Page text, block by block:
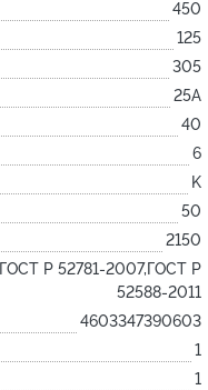
450
125
305
25А
40
6
K
50
2150
ГОСТ Р 52781-2007,ГОСТ Р
52588-2011
4603347390603
1
1